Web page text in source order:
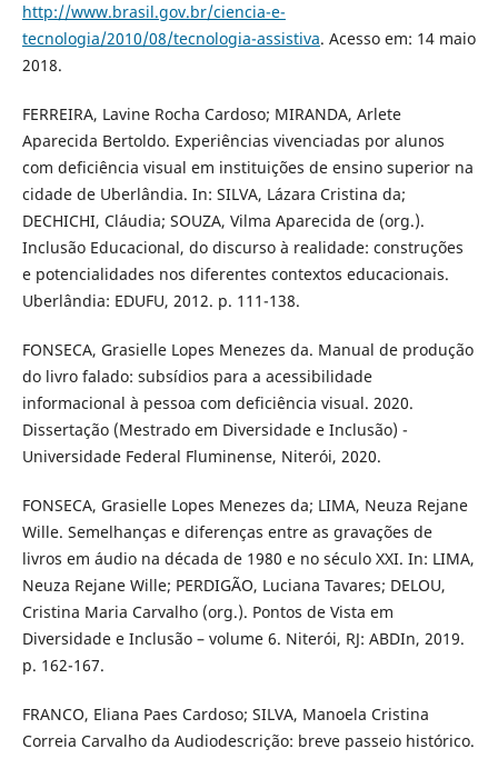
http://www.brasil.gov.br/ciencia-e-
tecnologia/2010/08/tecnologia-assistiva. Acesso em: 14 maio
2018.
FERREIRA, Lavine Rocha Cardoso; MIRANDA, Arlete
Aparecida Bertoldo. Experiências vivenciadas por alunos
com deficiência visual em instituições de ensino superior na
cidade de Uberlândia. In: SILVA, Lázara Cristina da;
DECHICHI, Cláudia; SOUZA, Vilma Aparecida de (org.).
Inclusão Educacional, do discurso à realidade: construções
e potencialidades nos diferentes contextos educacionais.
Uberlândia: EDUFU, 2012. p. 111-138.
FONSECA, Grasielle Lopes Menezes da. Manual de produção
do livro falado: subsídios para a acessibilidade
informacional à pessoa com deficiência visual. 2020.
Dissertação (Mestrado em Diversidade e Inclusão) -
Universidade Federal Fluminense, Niterói, 2020.
FONSECA, Grasielle Lopes Menezes da; LIMA, Neuza Rejane
Wille. Semelhanças e diferenças entre as gravações de
livros em áudio na década de 1980 e no século XXI. In: LIMA,
Neuza Rejane Wille; PERDIGÃO, Luciana Tavares; DELOU,
Cristina Maria Carvalho (org.). Pontos de Vista em
Diversidade e Inclusão – volume 6. Niterói, RJ: ABDIn, 2019.
p. 162-167.
FRANCO, Eliana Paes Cardoso; SILVA, Manoela Cristina
Correia Carvalho da Audiodescrição: breve passeio histórico.